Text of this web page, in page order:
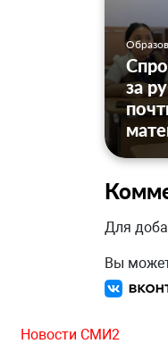
за
Для
Вы
Новости СМИ2